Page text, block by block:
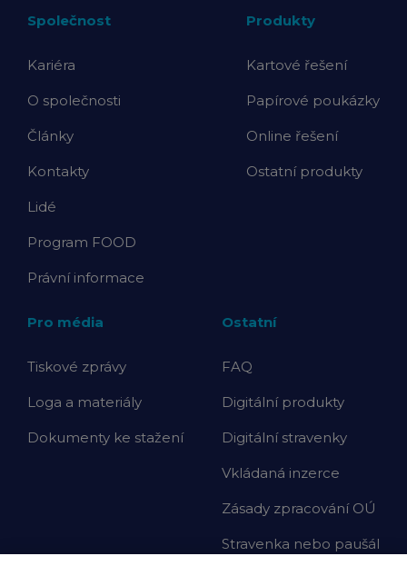
Společnost
Kariéra
O společnosti
Články
Kontakty
Lidé
Program FOOD
Právní informace
Produkty
Kartové řešení
Papírové poukázky
Online řešení
Ostatní produkty
Pro média
Tiskové zprávy
Loga a materiály
Dokumenty ke stažení
Ostatní
FAQ
Digitální produkty
Digitální stravenky
Vkládaná inzerce
Zásady zpracování OÚ
Stravenka nebo paušál